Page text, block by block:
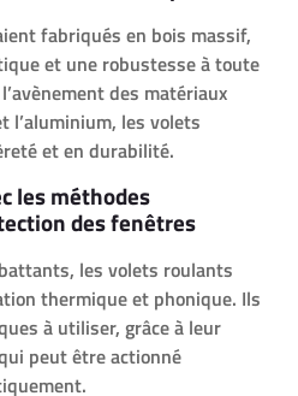
fabriqués en bois massif,
et une robustesse à toute
des matériaux
l’aluminium, les volets
et en durabilité.
les méthodes
des fenêtres
les volets roulants
thermique et phonique. Ils
à utiliser, grâce à leur
peut être actionné